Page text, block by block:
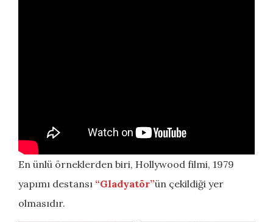
En ünlü örneklerden biri, Hollywood filmi, 1979
yapımı destansı “Gladyatör”ün çekildiği yer
olmasıdır.